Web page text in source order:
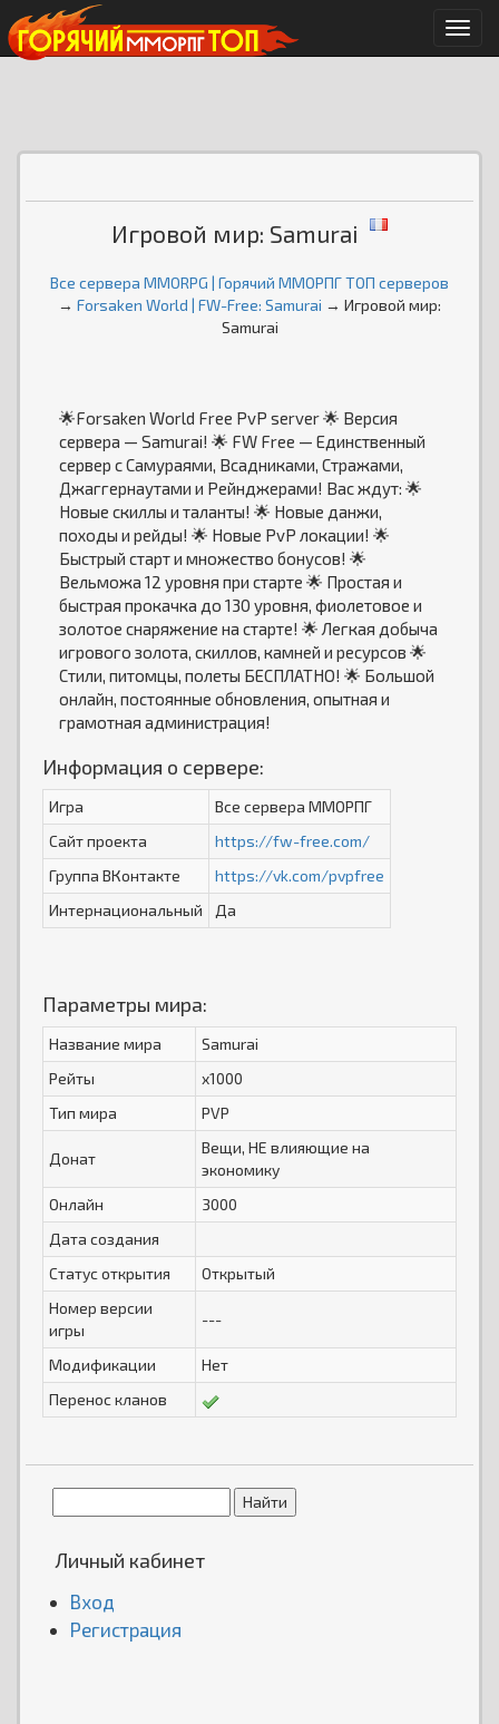
Меню
Игровой мир: Samurai
Все сервера MMORPG | Горячий ММОРПГ ТОП серверов
→ Forsaken World | FW-Free: Samurai → Игровой мир:
Samurai
🌟Forsaken World Free PvP server 🌟 Версия
сервера — Samurai! 🌟 FW Free — Единственный
сервер с Самураями, Всадниками, Стражами,
Джаггернаутами и Рейнджерами! Вас ждут: 🌟
Новые скиллы и таланты! 🌟 Новые данжи,
походы и рейды! 🌟 Новые PvP локации! 🌟
Быстрый старт и множество бонусов! 🌟
Вельможа 12 уровня при старте 🌟 Простая и
быстрая прокачка до 130 уровня, фиолетовое и
золотое снаряжение на старте! 🌟 Легкая добыча
игрового золота, скиллов, камней и ресурсов 🌟
Стили, питомцы, полеты БЕСПЛАТНО! 🌟 Большой
онлайн, постоянные обновления, опытная и
грамотная администрация!
Информация о сервере:
Игра
Все сервера ММОРПГ
Сайт проекта
https://fw-free.com/
Группа ВКонтакте
https://vk.com/pvpfree
Интернациональный
Да
Параметры мира:
Название мира
Samurai
Рейты
x1000
Тип мира
PVP
Донат
Вещи, НЕ влияющие на
экономику
Онлайн
3000
Дата создания
Статус открытия
Открытый
Номер версии
игры
---
Модификации
Нет
Перенос кланов
Личный кабинет
Вход
Регистрация